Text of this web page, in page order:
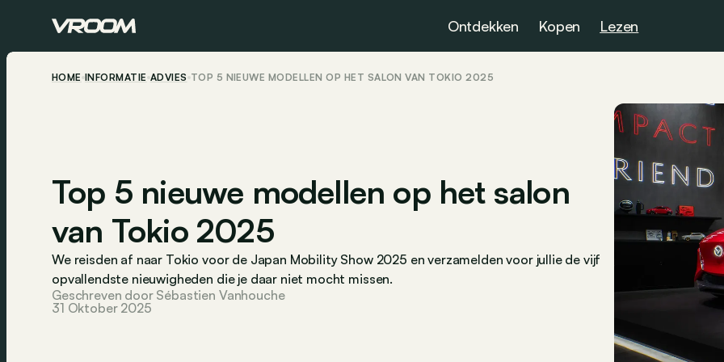
Ontdekken Kopen Lezen
HOME INFORMATIE ADVIES TOP 5 NIEUWE MODELLEN OP HET SALON VAN TOKIO 2025
Top 5 nieuwe modellen op het salon
van Tokio 2025
We reisden af naar Tokio voor de Japan Mobility Show 2025 en verzamelden voor jullie de vijf
opvallendste nieuwigheden die je daar niet mocht missen.
Geschreven door Sébastien Vanhouche
31 Oktober 2025